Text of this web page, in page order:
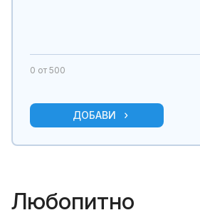
0 от 500
ДОБАВИ
Любопитно